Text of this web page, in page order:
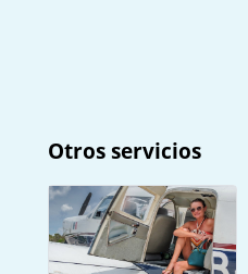
Otros servicios